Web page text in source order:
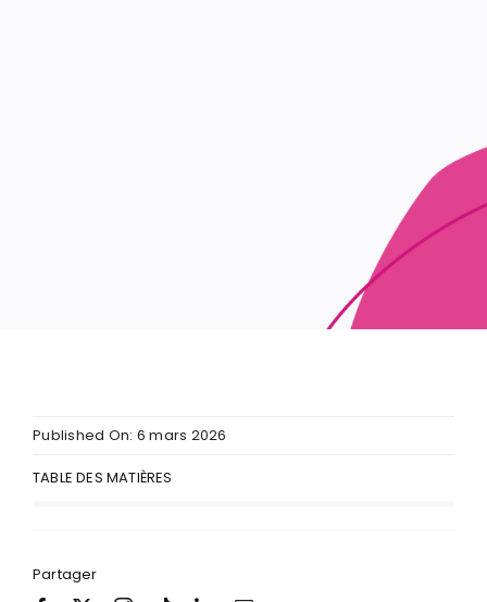
Published On: 6 mars 2026
TABLE DES MATIÈRES
Partager